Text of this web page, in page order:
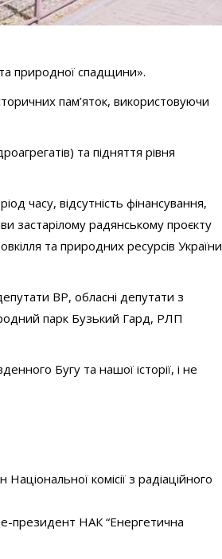
природної спадщини».
пам’яток, використовуючи
та підняття рівня
часу, відсутність фінансування,
застарілому радянському проєкту
та природних ресурсів України
ВР, обласні депутати з
парк Бузький Гард, РЛП
Бугу та нашої історії, і не
комісії з радіаційного
президент НАК “Енергетична